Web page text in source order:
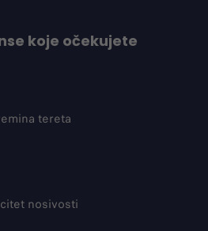
koje očekujete
tereta
nosivosti